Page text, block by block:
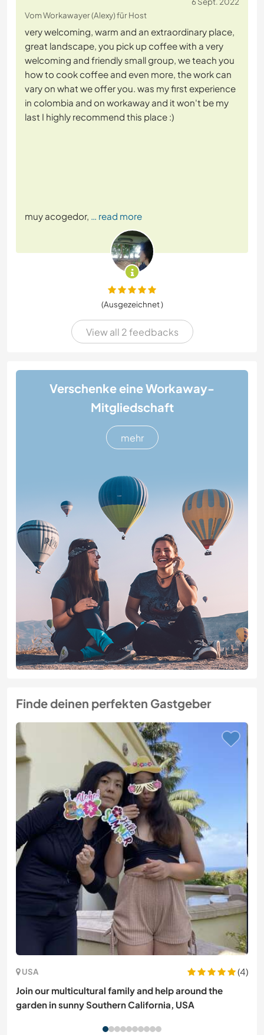
Vom Workawayer (Alexy) für Host
very welcoming, warm and an extraordinary place,
great landscape, you pick up coffee with a very
welcoming and friendly small group, we teach you
how to cook coffee and even more, the work can
vary on what we offer you. was my first experience
in colombia and on workaway and it won't be my
last I highly recommend this place :)
muy acogedor, … read more
(Ausgezeichnet )
View all 2 feedbacks
Verschenke eine Workaway-
Mitgliedschaft
mehr
Finde deinen perfekten Gastgeber
USA
(4)
Join our multicultural family and help around the
garden in sunny Southern California, USA